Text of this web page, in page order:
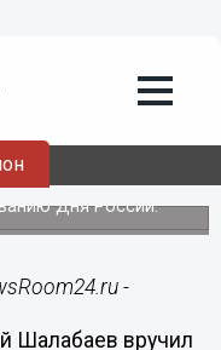
их
Дня России.
-
Шалабаев вручил